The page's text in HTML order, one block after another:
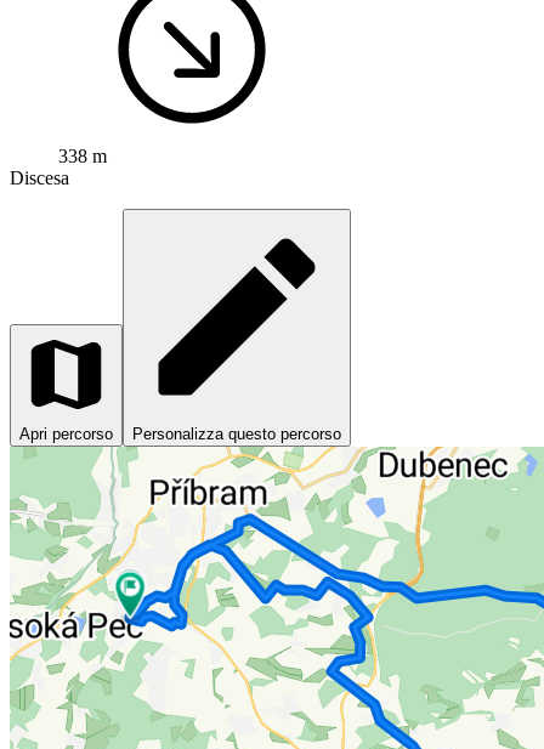
338 m
Discesa
Apri percorso Personalizza questo percorso